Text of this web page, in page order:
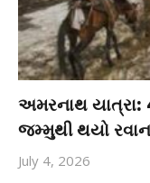
અમરનાથ યાત્રા:
જમ્મુથી થયો
July 4, 2026